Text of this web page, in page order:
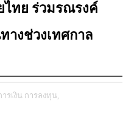
ทย ร่วมรณรงค์
างช่วงเทศกาล
ารเงิน การลงทุน,